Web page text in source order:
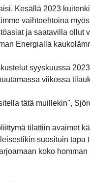
Kesällä 2023
vaihtoehtoina
ja saatavilla ollut
Energialla
syyskuussa
viikossa
tätä muillekin",
tilattiin avaimet
suosituin tapa
koko